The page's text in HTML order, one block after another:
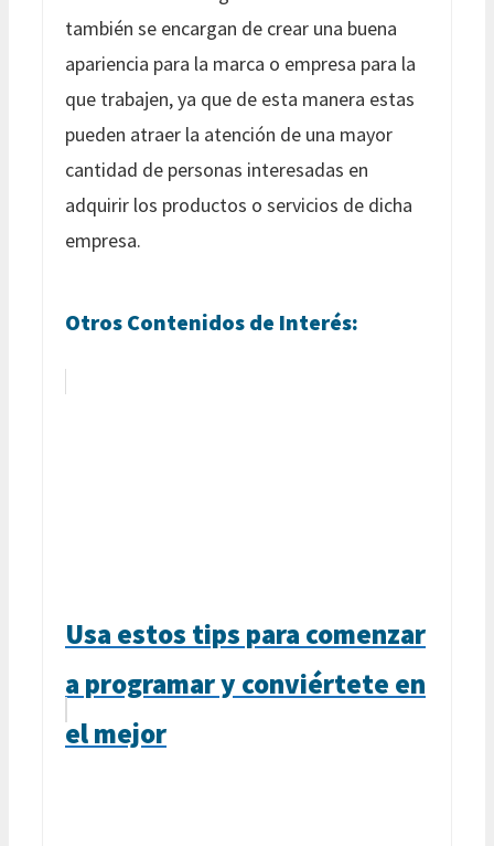
también se encargan de crear una buena
apariencia para la marca o empresa para la
que trabajen, ya que de esta manera estas
pueden atraer la atención de una mayor
cantidad de personas interesadas en
adquirir los productos o servicios de dicha
empresa.
Otros Contenidos de Interés:
Usa estos tips para comenzar
a programar y conviértete en
el mejor